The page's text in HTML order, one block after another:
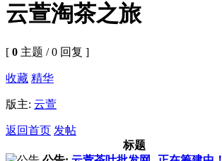
云萱淘茶之旅
[ 0 主题 / 0 回复 ]
收藏 精华
版主: 云萱
返回首页 发帖
标题